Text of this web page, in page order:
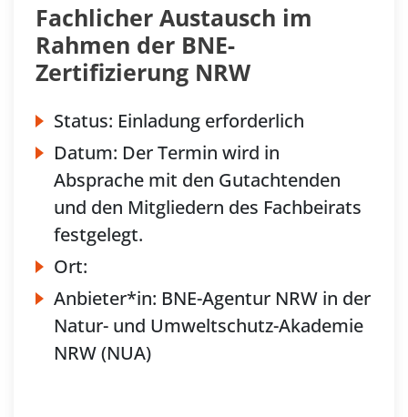
Fachlicher Austausch im
Rahmen der BNE-
Zertifizierung NRW
Status: Einladung erforderlich
Datum: Der Termin wird in
Absprache mit den Gutachtenden
und den Mitgliedern des Fachbeirats
festgelegt.
Ort:
Anbieter*in: BNE-Agentur NRW in der
Natur- und Umweltschutz-Akademie
NRW (NUA)